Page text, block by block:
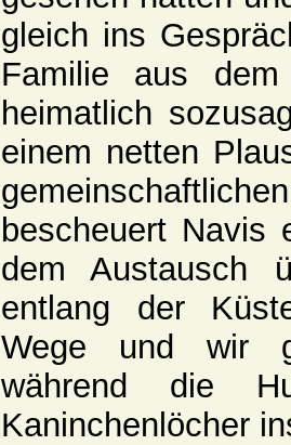
gleich ins
Familie aus
heimatlich
einem netten
bescheuert Navis
dem Austausch
entlang der
Wege und wir
während die
Kaninchenlöcher